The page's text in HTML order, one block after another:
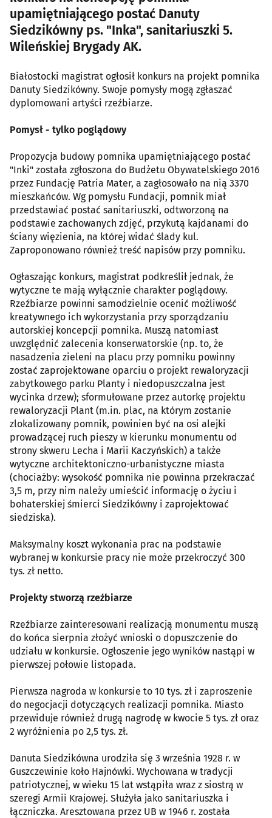
upamiętniającego postać Danuty
Siedzikówny ps. "Inka", sanitariuszki 5.
Wileńskiej Brygady AK.
Białostocki magistrat ogłosił konkurs na projekt pomnika
Danuty Siedzikówny. Swoje pomysły mogą zgłaszać
dyplomowani artyści rzeźbiarze.
Pomysł - tylko poglądowy
Propozycja budowy pomnika upamiętniającego postać
"Inki" została zgłoszona do Budżetu Obywatelskiego 2016
przez Fundację Patria Mater, a zagłosowało na nią 3370
mieszkańców. Wg pomysłu Fundacji, pomnik miał
przedstawiać postać sanitariuszki, odtworzoną na
podstawie zachowanych zdjęć, przykutą kajdanami do
ściany więzienia, na której widać ślady kul.
Zaproponowano również treść napisów przy pomniku.
Ogłaszając konkurs, magistrat podkreślił jednak, że
wytyczne te mają wyłącznie charakter poglądowy.
Rzeźbiarze powinni samodzielnie ocenić możliwość
kreatywnego ich wykorzystania przy sporządzaniu
autorskiej koncepcji pomnika. Muszą natomiast
uwzględnić zalecenia konserwatorskie (np. to, że
nasadzenia zieleni na placu przy pomniku powinny
zostać zaprojektowane oparciu o projekt rewaloryzacji
zabytkowego parku Planty i niedopuszczalna jest
wycinka drzew); sformułowane przez autorkę projektu
rewaloryzacji Plant (m.in. plac, na którym zostanie
zlokalizowany pomnik, powinien być na osi alejki
prowadzącej ruch pieszy w kierunku monumentu od
strony skweru Lecha i Marii Kaczyńskich) a także
wytyczne architektoniczno-urbanistyczne miasta
(chociażby: wysokość pomnika nie powinna przekraczać
3,5 m, przy nim należy umieścić informację o życiu i
bohaterskiej śmierci Siedzikówny i zaprojektować
siedziska).
Maksymalny koszt wykonania prac na podstawie
wybranej w konkursie pracy nie może przekroczyć 300
tys. zł netto.
Projekty stworzą rzeźbiarze
Rzeźbiarze zainteresowani realizacją monumentu muszą
do końca sierpnia złożyć wnioski o dopuszczenie do
udziału w konkursie. Ogłoszenie jego wyników nastąpi w
pierwszej połowie listopada.
Pierwsza nagroda w konkursie to 10 tys. zł i zaproszenie
do negocjacji dotyczących realizacji pomnika. Miasto
przewiduje również drugą nagrodę w kwocie 5 tys. zł oraz
2 wyróżnienia po 2,5 tys. zł.
Danuta Siedzikówna urodziła się 3 września 1928 r. w
Guszczewinie koło Hajnówki. Wychowana w tradycji
patriotycznej, w wieku 15 lat wstąpiła wraz z siostrą w
szeregi Armii Krajowej. Służyła jako sanitariuszka i
łączniczka. Aresztowana przez UB w 1946 r. została